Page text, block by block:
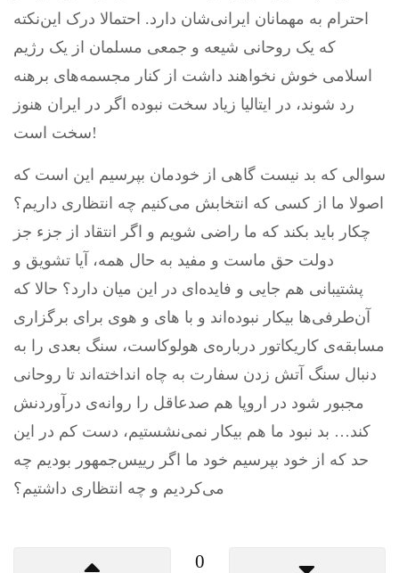
احترام به مهمانان ایرانی‌شان دارد. احتمالا درک این‌نکته
که یک روحانی شیعه و جمعی مسلمان از یک رژیم
اسلامی خوش نخواهند داشت از کنار مجسمه‌های برهنه
رد شوند، در ایتالیا زیاد سخت نبوده اگر در ایران هنوز
سخت است!
سوالی که بد نیست گاهی از خودمان بپرسیم این است که
اصولا ما از کسی که انتخابش می‌کنیم چه انتظاری داریم؟
چکار باید بکند که ما راضی شویم و اگر انتقاد از جزء جز
دولت حق ماست و مفید به حال همه، آیا تشویق و
پشتیبانی هم جایی و فایده‌ای در این میان دارد؟ حالا که
آن‌طرفی‌ها بیکار نبوده‌اند و با های و هوی برای برگزاری
مسابقه‌ی کاریکاتور درباره‌ی هولوکاست، سنگ بعدی را به
دنبال سنگ آتش زدن سفارت به چاه انداخته‌اند تا روحانی
مجبور شود در اروپا هم صدعاقل را روانه‌ی درآوردنش
کند… بد نبود ما هم بیکار نمی‌نشستیم، دست کم در این
حد که از خود بپرسیم خود ما اگر رییس‌جمهور بودیم چه
می‌کردیم و چه انتظاری داشتیم؟
0